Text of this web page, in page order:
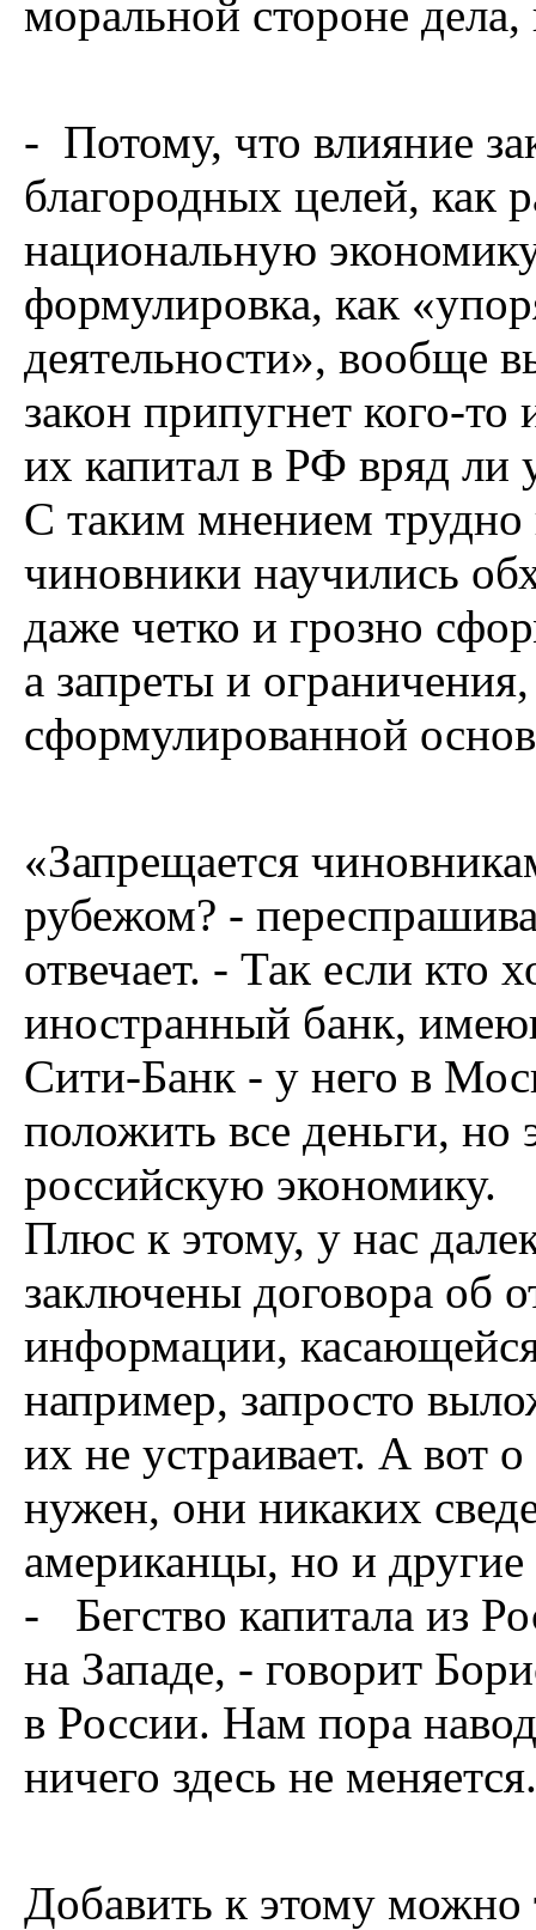
моральной стороне
- Потому, что влияние
благородных целей, как
национальную
формулировка, как
деятельности», вообще
закон припугнет кого-
их капитал в РФ вряд ли
С таким мнением
чиновники научились
даже четко и грозно
а запреты и
сформулированной
«Запрещается
рубежом? -
отвечает. - Так если кто
иностранный банк,
Сити-Банк - у него в
положить все деньги, но
российскую экономику.
Плюс к этому, у нас
заключены договора об
информации,
например, запросто
их не устраивает. А вот
нужен, они никаких
американцы, но и
- Бегство капитала из
на Западе, - говорит
в России. Нам пора
ничего здесь не меняется.
Добавить к этому можно